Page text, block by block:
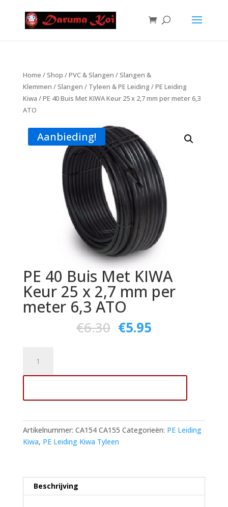
Home /Shop /PVC & Slangen /Slangen &
Klemmen /Slangen / Tyleen & PE Leiding /PE Leiding
Kiwa / PE 40 Buis Met KIWA Keur 25 x 2,7 mm per meter 6,3
ATO
Aanbieding!
PE 40 Buis Met KIWA
Keur 25 x 2,7 mm per
meter 6,3 ATO
€6.30 €5.95
Buis
KIWA
25
x
2,7
6,3
Artikelnummer: CA154 CA155 Categorieën: PE Leiding
Kiwa, PE Leiding Kiwa Tyleen
Beschrijving